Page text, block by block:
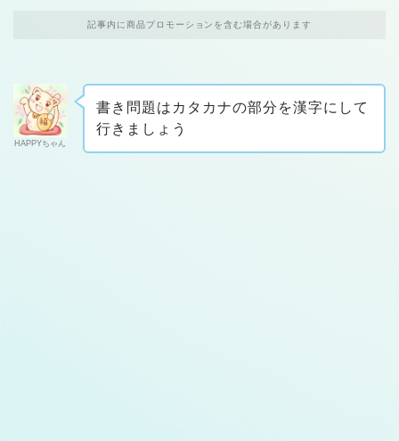
記事内に商品プロモーションを含む場合があります
HAPPYちゃん
書き問題はカタカナの部分を漢字にして
行きましょう